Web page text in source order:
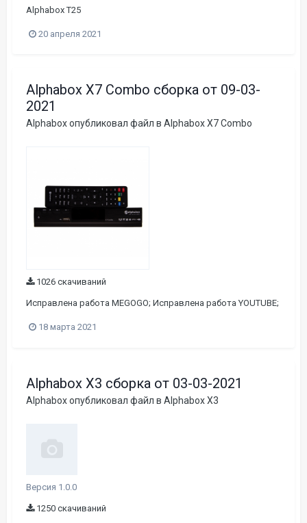
Alphabox T25
20 апреля 2021
Alphabox X7 Combo сборка от 09-03-
2021
Alphaboxопубликовал файл в Alphabox X7 Combo
1026 скачиваний
Исправлена работа MEGOGO; Исправлена работа YOUTUBE;
18 марта 2021
Alphabox X3 сборка от 03-03-2021
Alphaboxопубликовал файл в Alphabox X3
Версия 1.0.0
1250 скачиваний